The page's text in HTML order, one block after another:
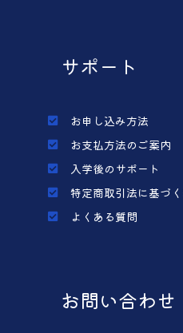
サポート
お申し込み方法
お支払方法のご案内
入学後のサポート
特定商取引法に基づ
よくある質問
お問い合わせ